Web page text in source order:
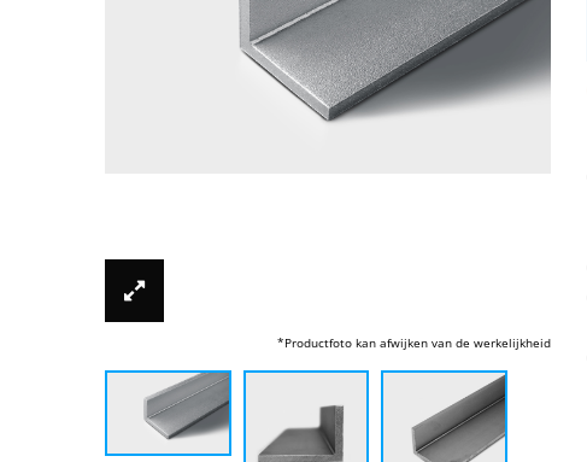
*Productfoto kan afwijken van de werkelijkheid